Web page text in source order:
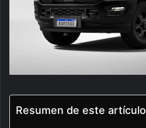
Resumen de este artículo